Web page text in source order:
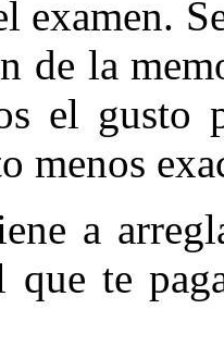
examen.
de la
el gusto
menos
a
que te